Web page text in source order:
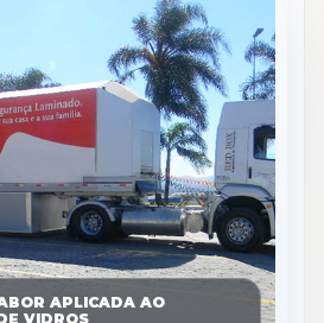
APLICADA AO
VIDROS